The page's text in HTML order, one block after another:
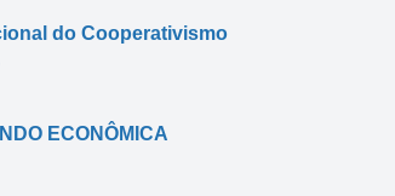
do Cooperativismo
ECONÔMICA